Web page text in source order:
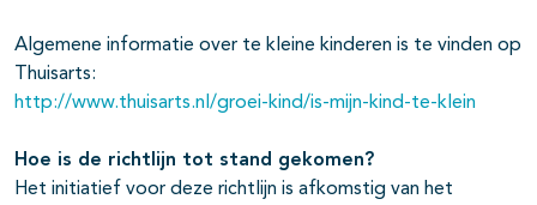
Algemene informatie over te kleine kinderen is te vinden op
Thuisarts:
http://www.thuisarts.nl/groei-kind/is-mijn-kind-te-klein
Hoe is de richtlijn tot stand gekomen?
Het initiatief voor deze richtlijn is afkomstig van het